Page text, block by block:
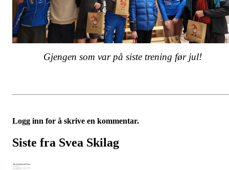
Gjengen som var på siste trening før jul!
Logg inn for å skrive en kommentar.
Siste fra Svea Skilag